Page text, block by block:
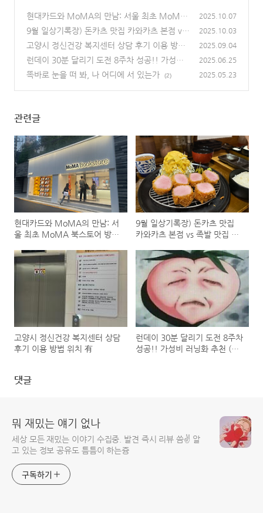
현대카드와 MoMA의 만남: 서울 최초 MoMA
북스토어 방문기 (feat. 케이스티파이 도산과 갓
포아키 도산공원점)
(0)
2025.10.07
9월 일상기록장) 돈카츠 맛집 카와카츠 본점 vs
족발 맛집 일산 완미 족발
(0)
2025.10.03
고양시 정신건강 복지센터 상담 후기 이용 방법
위치 有
(0)
2025.09.04
런데이 30분 달리기 도전 8주차 성공!! 가성비
러닝화 추천 (내가 했으면 You도 할 수 있다)
2025.06.25
똑바로 눈을 떠 봐, 나 어디에 서 있는가 (2) 2025.05.23
관련글
현대카드와 MoMA의 만남: 서
울 최초 MoMA 북스토어 방문
갓포아키 도산공원점)
9월 일상기록장) 돈카츠 맛집
카와카츠 본점 vs 족발 맛집 일
고양시 정신건강 복지센터 상담
후기 이용 방법 위치 有
런데이 30분 달리기 도전 8주차
성공!! 가성비 러닝화 추천 (내
댓글
뭐 재밌는 얘기 없나
세상 모든 재밌는 이야기 수집중. 발견 즉시 리뷰 씀✌️ 알
고 있는 정보 공유도 틈틈이 하는즁
구독하기